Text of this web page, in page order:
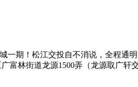
一期！松江交投自不消说，全程通明
富林街道龙源1500弄（龙源取广轩